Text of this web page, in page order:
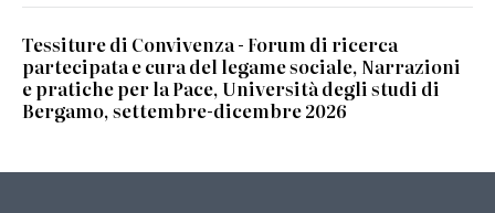
Tessiture di Convivenza - Forum di ricerca
partecipata e cura del legame sociale, Narrazioni
e pratiche per la Pace, Università degli studi di
Bergamo, settembre-dicembre 2026